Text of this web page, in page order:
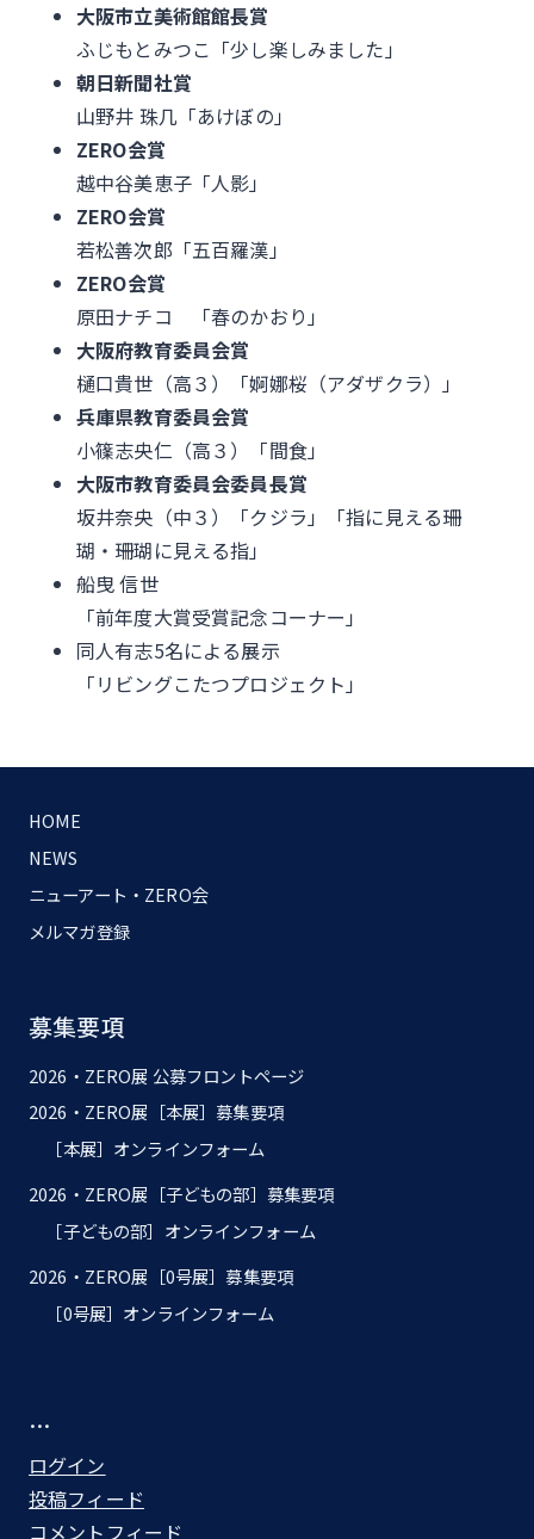
大阪市立美術館館長賞
ふじもとみつこ「少し楽しみました」
朝日新聞社賞
山野井 珠几「あけぼの」
ZERO会賞
越中谷美恵子「人影」
ZERO会賞
若松善次郎「五百羅漢」
ZERO会賞
原田ナチコ 「春のかおり」
大阪府教育委員会賞
樋口貴世（高３）「婀娜桜（アダザクラ）」
兵庫県教育委員会賞
小篠志央仁（高３）「間食」
大阪市教育委員会委員長賞
坂井奈央（中３）「クジラ」「指に見える珊
瑚・珊瑚に見える指」
船曳 信世
「前年度大賞受賞記念コーナー」
同人有志5名による展示
「リビングこたつプロジェクト」
HOME
NEWS
ニューアート・ZERO会
メルマガ登録
募集要項
2026・ZERO展 公募フロントページ
2026・ZERO展［本展］募集要項
［本展］オンラインフォーム
2026・ZERO展［子どもの部］募集要項
［子どもの部］オンラインフォーム
2026・ZERO展［0号展］募集要項
［0号展］オンラインフォーム
…
ログイン
投稿フィード
コメントフィード